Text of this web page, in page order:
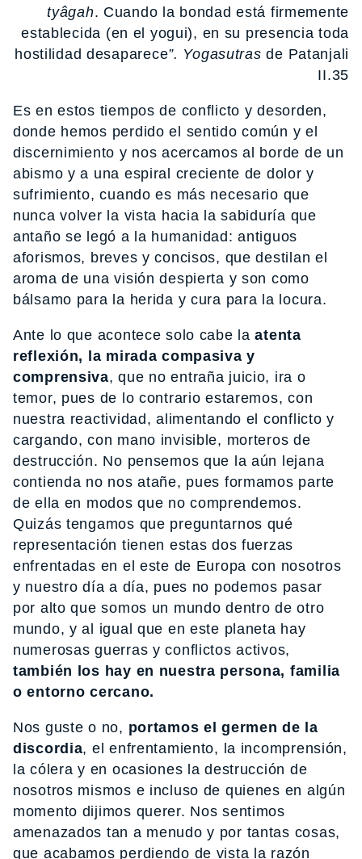
tyâgah. Cuando la bondad está firmemente
establecida (en el yogui), en su presencia toda
hostilidad desaparece”. Yogasutras de Patanjali
II.35
Es en estos tiempos de conflicto y desorden,
donde hemos perdido el sentido común y el
discernimiento y nos acercamos al borde de un
abismo y a una espiral creciente de dolor y
sufrimiento, cuando es más necesario que
nunca volver la vista hacia la sabiduría que
antaño se legó a la humanidad: antiguos
aforismos, breves y concisos, que destilan el
aroma de una visión despierta y son como
bálsamo para la herida y cura para la locura.
Ante lo que acontece solo cabe laatenta
reflexión, la mirada compasiva y
comprensiva, que no entraña juicio, ira o
temor, pues de lo contrario estaremos, con
nuestra reactividad, alimentando el conflicto y
cargando, con mano invisible, morteros de
destrucción. No pensemos que la aún lejana
contienda no nos atañe, pues formamos parte
de ella en modos que no comprendemos.
Quizás tengamos que preguntarnos qué
representación tienen estas dos fuerzas
enfrentadas en el este de Europa con nosotros
y nuestro día a día, pues no podemos pasar
por alto que somos un mundo dentro de otro
mundo, y al igual que en este planeta hay
numerosas guerras y conflictos activos,
también los hay en nuestra persona, familia
o entorno cercano.
Nos guste o no, portamos el germen de la
discordia, el enfrentamiento, la incomprensión,
la cólera y en ocasiones la destrucción de
nosotros mismos e incluso de quienes en algún
momento dijimos querer. Nos sentimos
amenazados tan a menudo y por tantas cosas,
que acabamos perdiendo de vista la razón